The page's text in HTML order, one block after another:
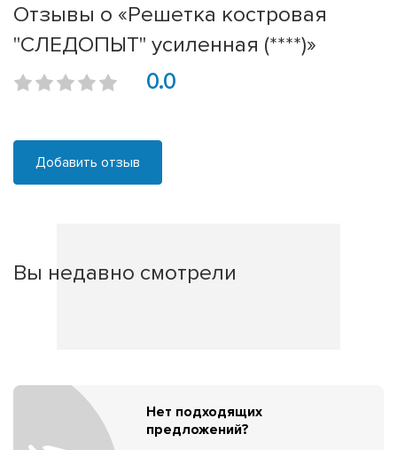
Отзывы о «Решетка костровая
"СЛЕДОПЫТ" усиленная (****)»
0.0
Добавить отзыв
Вы недавно смотрели
Нет подходящих
предложений?